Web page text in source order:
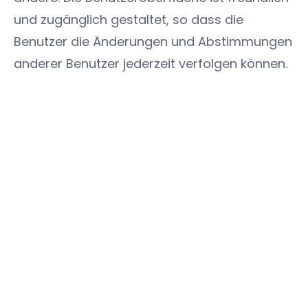
und zugänglich gestaltet, so dass die
Benutzer die Änderungen und Abstimmungen
anderer Benutzer jederzeit verfolgen können.